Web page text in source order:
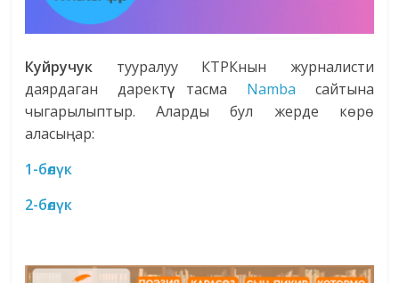
Куйручук тууралуу КТРКнын журналисти
даярдаган даректүү тасма Namba сайтына
чыгарылыптыр. Аларды бул жерде көрө
аласыңар:
1-бөлүк
2-бөлүк